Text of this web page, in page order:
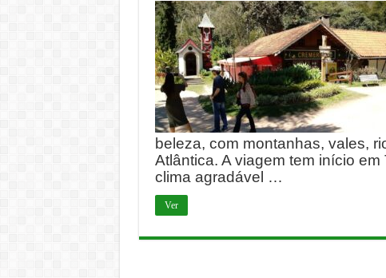
beleza, com montanhas, vales,
Atlântica. A viagem tem início
clima agradável …
Ver